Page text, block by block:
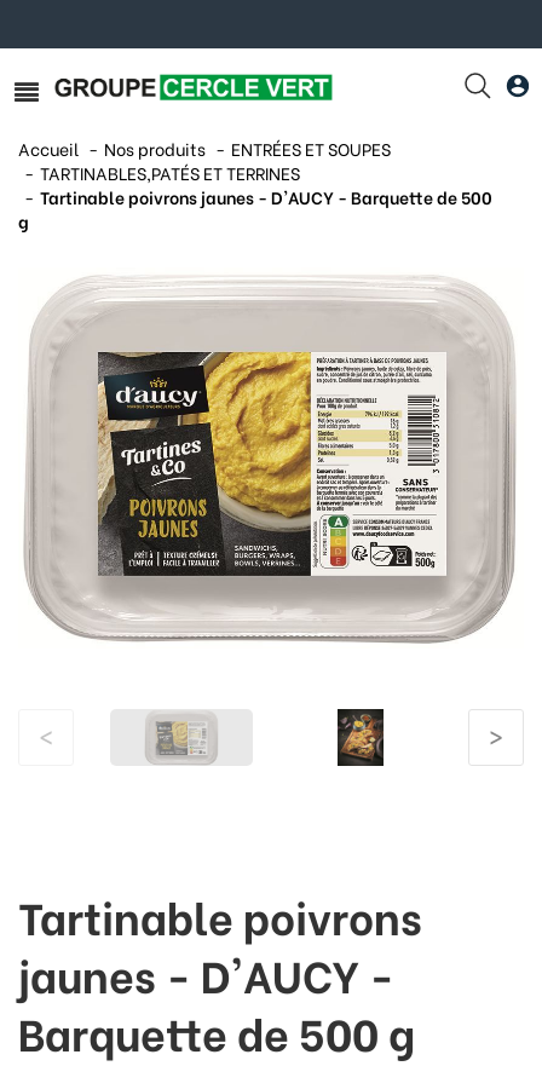
Accueil Nos produits
ENTRÉES ET SOUPES
TARTINABLES,PATÉS ET TERRINES
Tartinable poivrons jaunes - D'AUCY - Barquette de 500
g
< >
Tartinable poivrons
jaunes - D'AUCY -
Barquette de 500 g